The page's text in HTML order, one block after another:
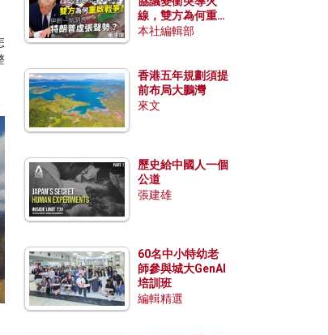
線，雙方為何重啟
戰爭？伊朗一早洞
本社編輯部
香港五年規劃須提
前布局大鵬灣
來文
歷史給中國人一個
公道
張建雄
60名中小特幼老
師參與城大GenAI
培訓班
編輯精選